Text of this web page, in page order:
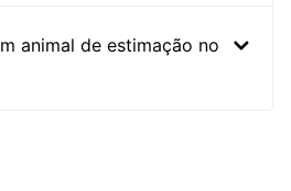
animal de estimação no